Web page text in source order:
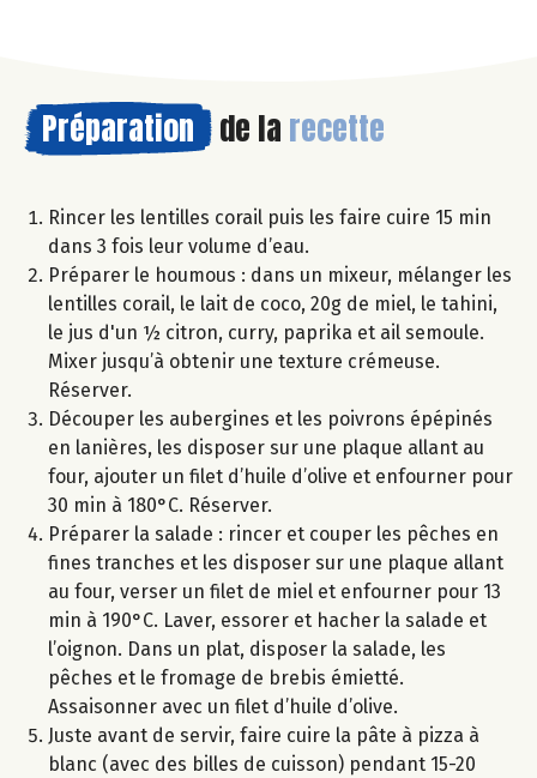
Préparation de la recette
Rincer les lentilles corail puis les faire cuire 15 min
dans 3 fois leur volume d’eau.
Préparer le houmous : dans un mixeur, mélanger les
lentilles corail, le lait de coco, 20g de miel, le tahini,
le jus d'un ½ citron, curry, paprika et ail semoule.
Mixer jusqu’à obtenir une texture crémeuse.
Réserver.
Découper les aubergines et les poivrons épépinés
en lanières, les disposer sur une plaque allant au
four, ajouter un filet d’huile d’olive et enfourner pour
30 min à 180°C. Réserver.
Préparer la salade : rincer et couper les pêches en
fines tranches et les disposer sur une plaque allant
au four, verser un filet de miel et enfourner pour 13
min à 190°C. Laver, essorer et hacher la salade et
l’oignon. Dans un plat, disposer la salade, les
pêches et le fromage de brebis émietté.
Assaisonner avec un filet d’huile d’olive.
Juste avant de servir, faire cuire la pâte à pizza à
blanc (avec des billes de cuisson) pendant 15-20